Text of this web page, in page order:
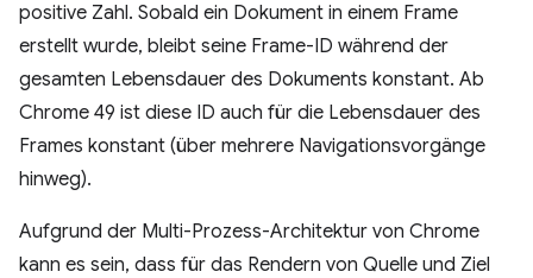
positive Zahl. Sobald ein Dokument in einem Frame
erstellt wurde, bleibt seine Frame-ID während der
gesamten Lebensdauer des Dokuments konstant. Ab
Chrome 49 ist diese ID auch für die Lebensdauer des
Frames konstant (über mehrere Navigationsvorgänge
hinweg).
Aufgrund der Multi-Prozess-Architektur von Chrome
kann es sein, dass für das Rendern von Quelle und Ziel